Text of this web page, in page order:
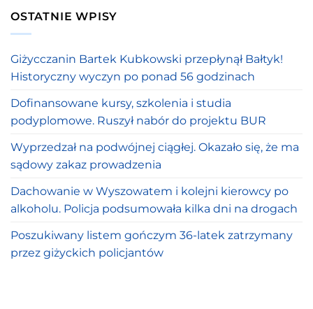
OSTATNIE WPISY
Giżycczanin Bartek Kubkowski przepłynął Bałtyk!
Historyczny wyczyn po ponad 56 godzinach
Dofinansowane kursy, szkolenia i studia
podyplomowe. Ruszył nabór do projektu BUR
Wyprzedzał na podwójnej ciągłej. Okazało się, że ma
sądowy zakaz prowadzenia
Dachowanie w Wyszowatem i kolejni kierowcy po
alkoholu. Policja podsumowała kilka dni na drogach
Poszukiwany listem gończym 36-latek zatrzymany
przez giżyckich policjantów